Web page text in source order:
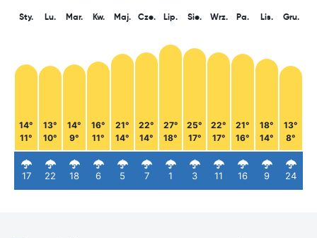
Sty.
14°
11°
17
Lu.
13°
10°
22
Mar.
14°
9°
18
Kw.
16°
11°
6
Maj.
21°
14°
5
Cze.
22°
14°
7
Lip.
27°
18°
1
Sie.
25°
17°
3
Wrz.
22°
17°
11
Pa.
21°
16°
16
Lis.
18°
14°
9
Gru.
13°
8°
24